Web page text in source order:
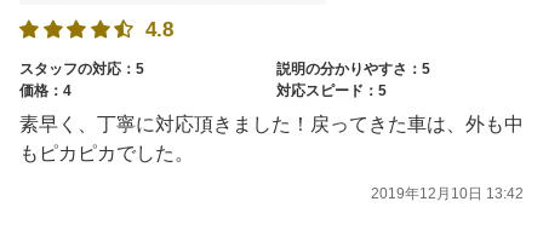
4.8
スタッフの対応：5
説明の分かりやすさ：5
価格：4
対応スピード：5
素早く、丁寧に対応頂きました！戻ってきた車は、外も中
もピカピカでした。
2019年12月10日 13:42